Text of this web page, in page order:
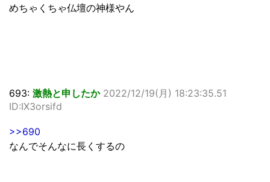
めちゃくちゃ仏壇の神様やん
693: 激熱と申したか 2022/12/19(月) 18:23:35.51
ID:IX3orsifd
>>690
なんでそんなに長くするの